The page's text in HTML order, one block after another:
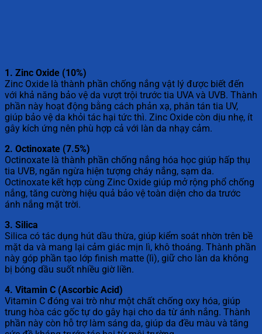
1. Zinc Oxide (10%)
Zinc Oxide là thành phần chống nắng vật lý được biết đến
với khả năng bảo vệ da vượt trội trước tia UVA và UVB. Thành
phần này hoạt động bằng cách phản xạ, phân tán tia UV,
giúp bảo vệ da khỏi tác hại tức thì. Zinc Oxide còn dịu nhẹ, ít
gây kích ứng nên phù hợp cả với làn da nhạy cảm.
2. Octinoxate (7.5%)
Octinoxate là thành phần chống nắng hóa học giúp hấp thụ
tia UVB, ngăn ngừa hiện tượng cháy nắng, sạm da.
Octinoxate kết hợp cùng Zinc Oxide giúp mở rộng phổ chống
nắng, tăng cường hiệu quả bảo vệ toàn diện cho da trước
ánh nắng mặt trời.
3. Silica
Silica có tác dụng hút dầu thừa, giúp kiểm soát nhờn trên bề
mặt da và mang lại cảm giác mịn lì, khô thoáng. Thành phần
này góp phần tạo lớp finish matte (lì), giữ cho làn da không
bị bóng dầu suốt nhiều giờ liền.
4. Vitamin C (Ascorbic Acid)
Vitamin C đóng vai trò như một chất chống oxy hóa, giúp
trung hòa các gốc tự do gây hại cho da từ ánh nắng. Thành
phần này còn hỗ trợ làm sáng da, giúp da đều màu và tăng